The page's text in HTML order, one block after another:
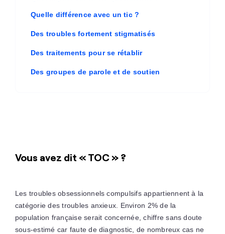
Quelle différence avec un tic ?
Des troubles fortement stigmatisés
Des traitements pour se rétablir
Des groupes de parole et de soutien
Vous avez dit « TOC » ?
Les troubles obsessionnels compulsifs appartiennent à la
catégorie des troubles anxieux. Environ 2% de la
population française serait concernée, chiffre sans doute
sous-estimé car faute de diagnostic, de nombreux cas ne